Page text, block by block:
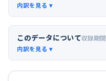
このデータについて収録期間